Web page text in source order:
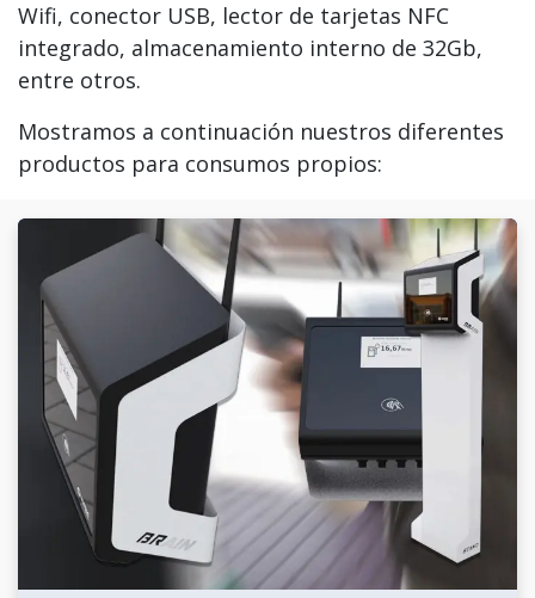
Wifi, conector USB, lector de tarjetas NFC
integrado, almacenamiento interno de 32Gb,
entre otros.
Mostramos a continuación nuestros diferentes
productos para consumos propios: